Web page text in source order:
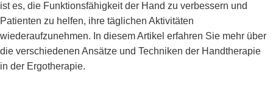
ist es, die Funktionsfähigkeit der Hand zu verbessern und
Patienten zu helfen, ihre täglichen Aktivitäten
wiederaufzunehmen. In diesem Artikel erfahren Sie mehr über
die verschiedenen Ansätze und Techniken der Handtherapie
in der Ergotherapie.